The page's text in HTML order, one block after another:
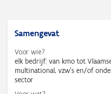
Samengevat
Voor wie?
elk bedrijf: van kmo tot
multinational, vzw’s en/of
sector